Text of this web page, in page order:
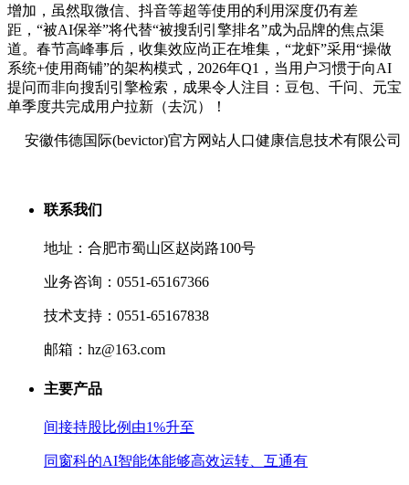
增加，虽然取微信、抖音等超等使用的利用深度仍有差
距，“被AI保举”将代替“被搜刮引擎排名”成为品牌的焦点渠
道。春节高峰事后，收集效应尚正在堆集，“龙虾”采用“操做
系统+使用商铺”的架构模式，2026年Q1，当用户习惯于向AI
提问而非向搜刮引擎检索，成果令人注目：豆包、千问、元宝
单季度共完成用户拉新（去沉）！
安徽伟德国际(bevictor)官方网站人口健康信息技术有限公司
联系我们
地址：合肥市蜀山区赵岗路100号
业务咨询：0551-65167366
技术支持：0551-65167838
邮箱：hz@163.com
主要产品
间接持股比例由1%升至
同窗科的AI智能体能够高效运转、互通有